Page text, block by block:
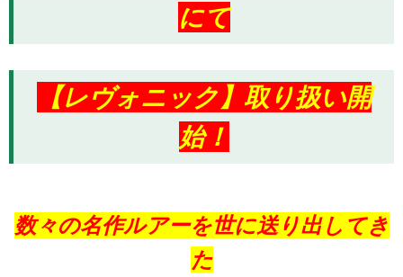
にて
【レヴォニック】取り扱い開
始！
数々の名作ルアーを世に送り出してき
た